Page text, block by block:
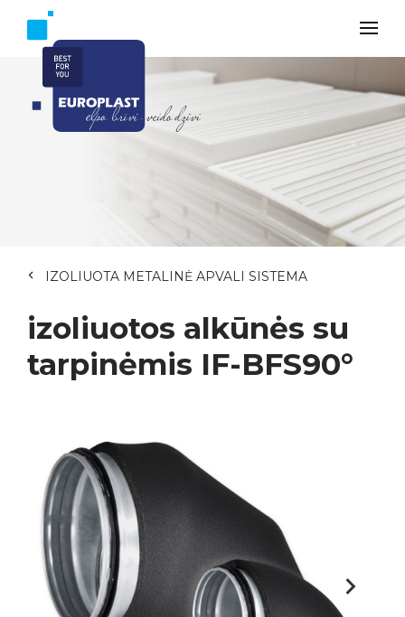
IZOLIUOTA METALINĖ APVALI SISTEMA
izoliuotos alkūnės su
tarpinėmis IF-BFS90°